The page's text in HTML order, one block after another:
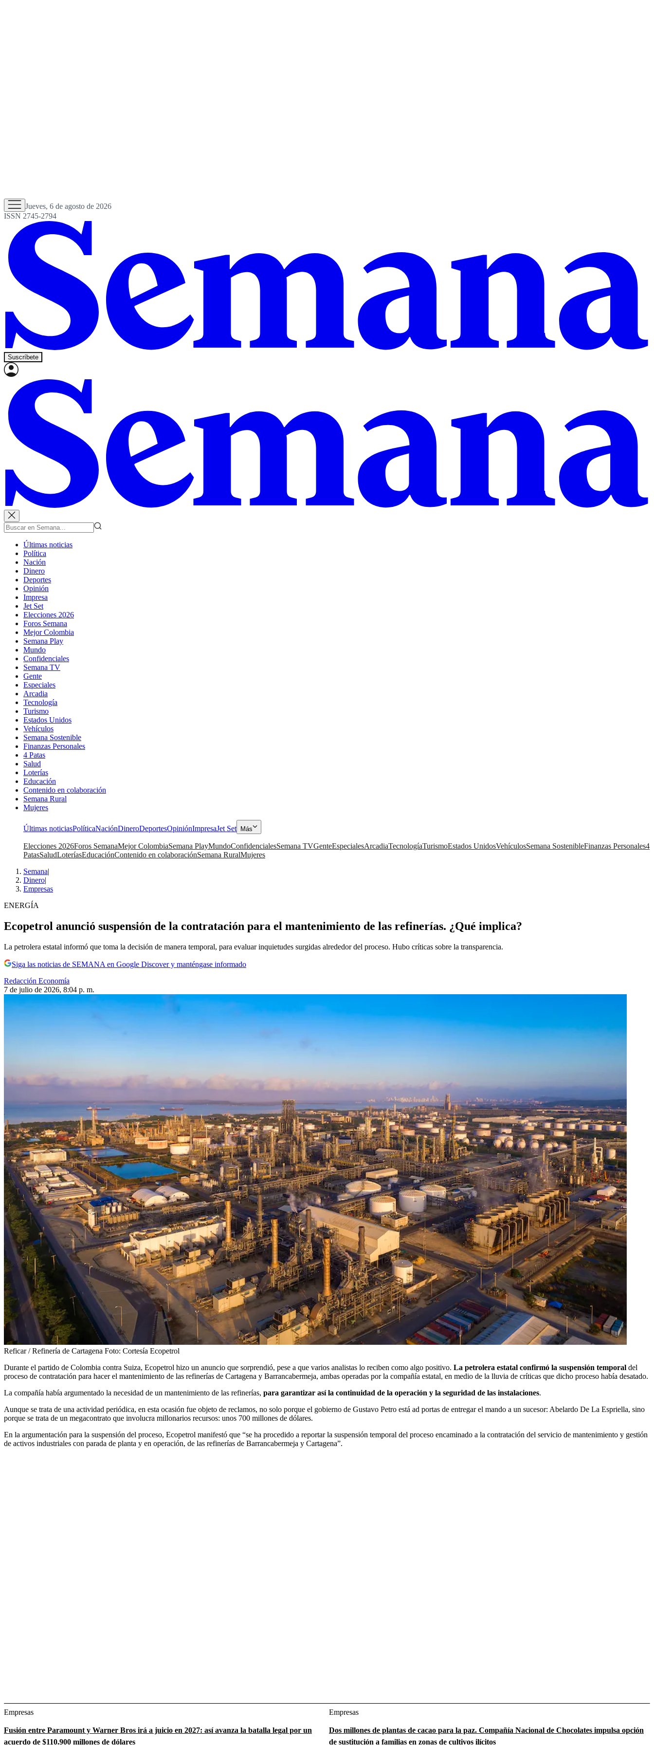
Jueves, 6 de agosto de 2026
ISSN 2745-2794
Suscríbete
Últimas noticias
Política
Nación
Dinero
Deportes
Opinión
Impresa
Jet Set
Elecciones 2026
Foros Semana
Mejor Colombia
Semana Play
Mundo
Confidenciales
Semana TV
Gente
Especiales
Arcadia
Tecnología
Turismo
Estados Unidos
Vehículos
Semana Sostenible
Finanzas Personales
4 Patas
Salud
Loterías
Educación
Contenido en colaboración
Semana Rural
Mujeres
Últimas noticiasPolíticaNaciónDineroDeportesOpiniónImpresaJet Set Más
Elecciones 2026Foros SemanaMejor ColombiaSemana PlayMundoConfidencialesSemana TVGenteEspecialesArcadiaTecnologíaTurismoEstados UnidosVehículosSemana SostenibleFinanzas Personales4
PatasSaludLoteríasEducaciónContenido en colaboraciónSemana RuralMujeres
Semana|
Dinero|
Empresas
ENERGÍA
Ecopetrol anunció suspensión de la contratación para el mantenimiento de las refinerías. ¿Qué implica?
La petrolera estatal informó que toma la decisión de manera temporal, para evaluar inquietudes surgidas alrededor del proceso. Hubo críticas sobre la transparencia.
Siga las noticias de SEMANA en Google Discover y manténgase informado
Redacción Economía
7 de julio de 2026, 8:04 p. m.
Reficar / Refinería de Cartagena Foto: Cortesía Ecopetrol
Durante el partido de Colombia contra Suiza, Ecopetrol hizo un anuncio que sorprendió, pese a que varios analistas lo reciben como algo positivo. La petrolera estatal confirmó la suspensión temporal del
proceso de contratación para hacer el mantenimiento de las refinerías de Cartagena y Barrancabermeja, ambas operadas por la compañía estatal, en medio de la lluvia de críticas que dicho proceso había desatado.
La compañía había argumentado la necesidad de un mantenimiento de las refinerías, para garantizar así la continuidad de la operación y la seguridad de las instalaciones.
Aunque se trata de una actividad periódica, en esta ocasión fue objeto de reclamos, no solo porque el gobierno de Gustavo Petro está ad portas de entregar el mando a un sucesor: Abelardo De La Espriella, sino
porque se trata de un megacontrato que involucra millonarios recursos: unos 700 millones de dólares.
En la argumentación para la suspensión del proceso, Ecopetrol manifestó que “se ha procedido a reportar la suspensión temporal del proceso encaminado a la contratación del servicio de mantenimiento y gestión
de activos industriales con parada de planta y en operación, de las refinerías de Barrancabermeja y Cartagena”.
Empresas
Fusión entre Paramount y Warner Bros irá a juicio en 2027: así avanza la batalla legal por un
acuerdo de $110.900 millones de dólares
Empresas
Dos millones de plantas de cacao para la paz. Compañía Nacional de Chocolates impulsa opción
de sustitución a familias en zonas de cultivos ilícitos